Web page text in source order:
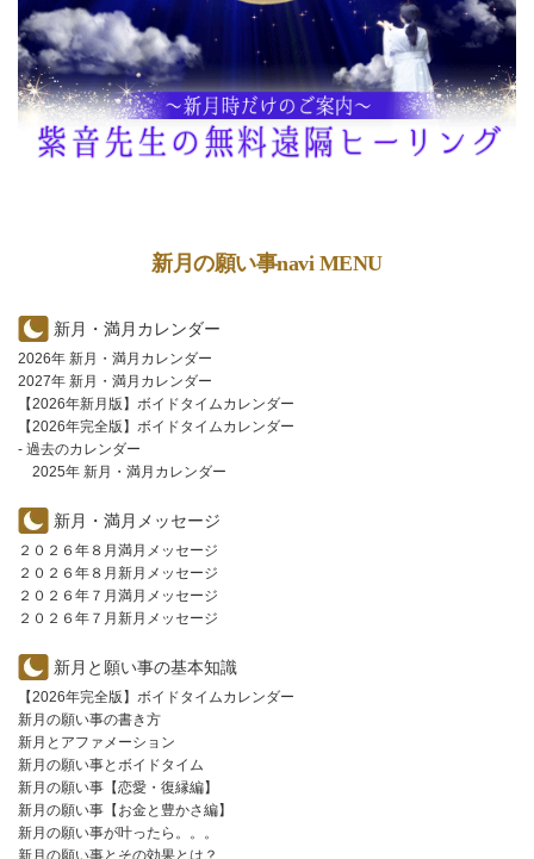
新月の願い事navi MENU
新月・満月カレンダー
2026年 新月・満月カレンダー
2027年 新月・満月カレンダー
【2026年新月版】ボイドタイムカレンダー
【2026年完全版】ボイドタイムカレンダー
- 過去のカレンダー
2025年 新月・満月カレンダー
新月・満月メッセージ
２０２６年８月満月メッセージ
２０２６年８月新月メッセージ
２０２６年７月満月メッセージ
２０２６年７月新月メッセージ
新月と願い事の基本知識
【2026年完全版】ボイドタイムカレンダー
新月の願い事の書き方
新月とアファメーション
新月の願い事とボイドタイム
新月の願い事【恋愛・復縁編】
新月の願い事【お金と豊かさ編】
新月の願い事が叶ったら。。。
新月の願い事とその効果とは？